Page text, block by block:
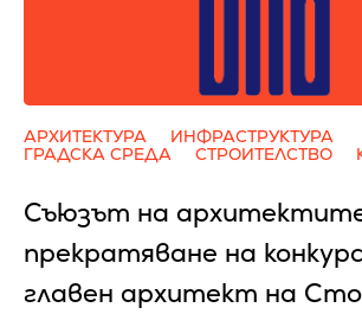
АРХИТЕКТУРА
ИНФРАСТРУКТУРА
ГРАДСКА СРЕДА
СТРОИТЕЛСТВО
Съюзът на
прекратяване на
главен архитект на